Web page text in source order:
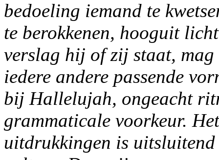
bedoeling iemand te
te berokkenen, hooguit
verslag hij of zij staat,
iedere andere passende
bij Hallelujah, ongeacht
grammaticale voorkeur.
uitdrukkingen is